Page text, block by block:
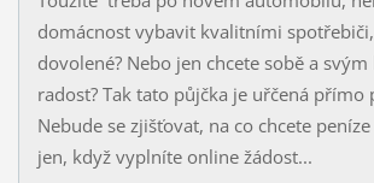
domácnost vybavit kvalitními
dovolené? Nebo jen chcete sobě a
radost? Tak tato půjčka je uřčená přímo
Nebude se zjišťovat, na co chcete
jen, když vyplníte online žádost...